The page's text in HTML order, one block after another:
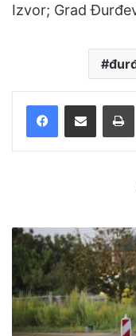
Izvor; Grad